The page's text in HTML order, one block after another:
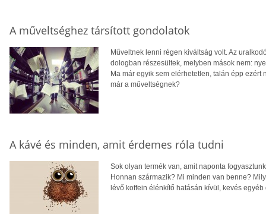
A műveltséghez társított gondolatok
Műveltnek lenni régen kiváltság volt. Az
dologban részesültek, melyben mások nem:
Ma már egyik sem elérhetetlen, talán épp
már a műveltségnek?
A kávé és minden, amit érdemes róla tudni
Sok olyan termék van, amit naponta
Honnan származik? Mi minden van benne?
lévő koffein élénkítő hatásán kívül, kevés